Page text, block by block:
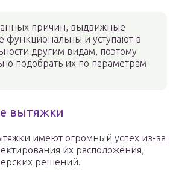
причин, выдвижные
функциональны и уступают в
другим видам, поэтому
подобрать их по параметрам
вытяжки
имеют огромный успех из-за
их расположения,
решений.